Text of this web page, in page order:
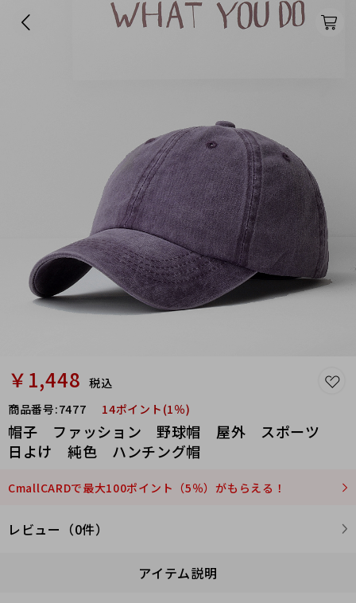
￥1,448 税込
商品番号:7477 14ポイント(1％)
帽子 ファッション 野球帽 屋外 スポーツ
日よけ 純色 ハンチング帽
CmallCARDで最大100ポイント（5％）がもらえる！
レビュー（0件）
アイテム説明